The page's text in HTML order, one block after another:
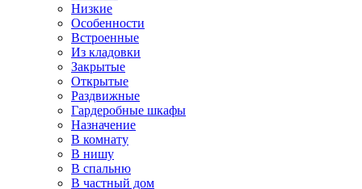
Низкие
Особенности
Встроенные
Из кладовки
Закрытые
Открытые
Раздвижные
Гардеробные шкафы
Назначение
В комнату
В нишу
В спальню
В частный дом